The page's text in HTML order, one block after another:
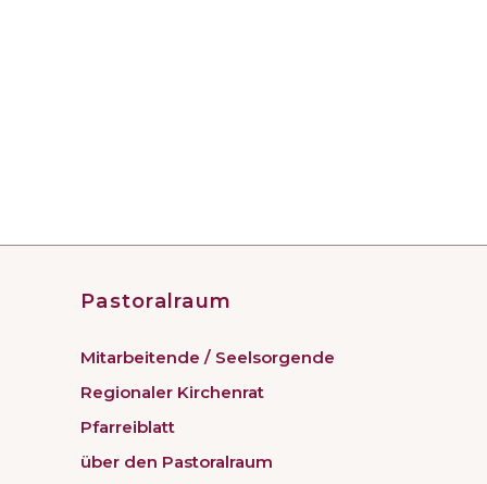
Pastoralraum
Mitarbeitende / Seelsorgende
Regionaler Kirchenrat
Pfarreiblatt
über den Pastoralraum